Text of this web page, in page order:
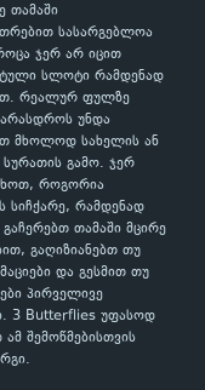
თამაში
სასარგებლოა
ჯერ არ იცით
სლოტი რამდენად
რეალურ ფულზე
უნდა
მხოლოდ სახელის ან
გამო. ჯერ
როგორია
სიჩქარე, რამდენად
თამაში მცირე
გაღიზიანებთ თუ
და გესმით თუ
პირველივე
3 Butterflies უფასოდ
შემოწმებისთვის